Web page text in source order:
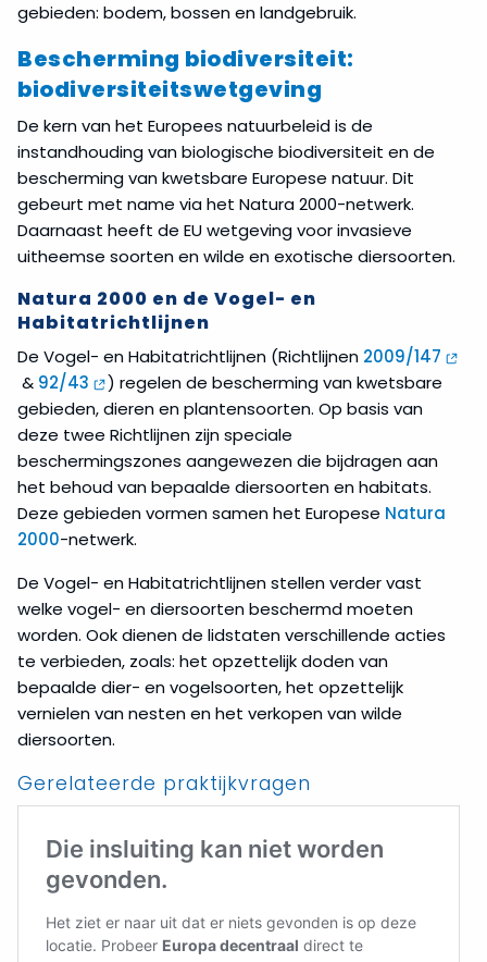
gebieden: bodem, bossen en landgebruik.
Bescherming biodiversiteit:
biodiversiteitswetgeving
De kern van het Europees natuurbeleid is de
instandhouding van biologische biodiversiteit en de
bescherming van kwetsbare Europese natuur. Dit
gebeurt met name via het Natura 2000-netwerk.
Daarnaast heeft de EU wetgeving voor invasieve
uitheemse soorten en wilde en exotische diersoorten.
Natura 2000 en de Vogel- en
Habitatrichtlijnen
De Vogel- en Habitatrichtlijnen (Richtlijnen 2009/147
& 92/43
) regelen de bescherming van kwetsbare
gebieden, dieren en plantensoorten. Op basis van
deze twee Richtlijnen zijn speciale
beschermingszones aangewezen die bijdragen aan
het behoud van bepaalde diersoorten en habitats.
Deze gebieden vormen samen het Europese Natura
2000-netwerk.
De Vogel- en Habitatrichtlijnen stellen verder vast
welke vogel- en diersoorten beschermd moeten
worden. Ook dienen de lidstaten verschillende acties
te verbieden, zoals: het opzettelijk doden van
bepaalde dier- en vogelsoorten, het opzettelijk
vernielen van nesten en het verkopen van wilde
diersoorten.
Gerelateerde praktijkvragen